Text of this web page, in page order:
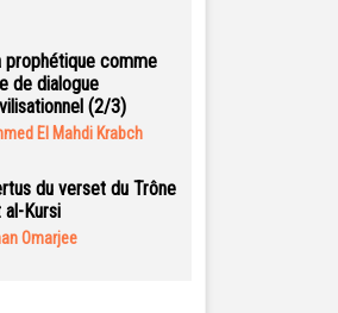
prophétique comme
de dialogue
(2/3)
El Mahdi Krabch
du verset du Trône
al-Kursi
Omarjee